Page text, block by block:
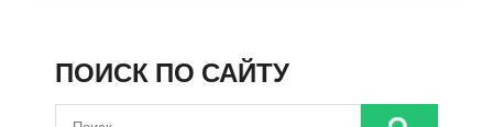
ПОИСК ПО САЙТУ